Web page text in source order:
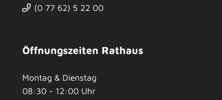
(0 77 62) 5 22 00
Öffnungszeiten Rathaus
Montag & Dienstag
08:30 - 12:00 Uhr